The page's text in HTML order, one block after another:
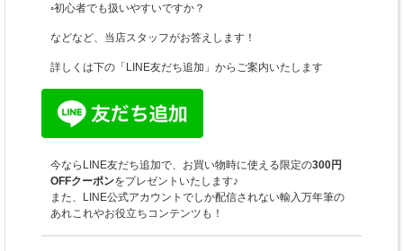
◦初心者でも扱いやすいですか？
などなど、当店スタッフがお答えします！
詳しくは下の「LINE友だち追加」からご案内いたします
今ならLINE友だち追加で、お買い物時に使える限定の300円
OFFクーポンをプレゼントいたします♪
また、LINE公式アカウントでしか配信されない輸入万年筆の
あれこれやお役立ちコンテンツも！